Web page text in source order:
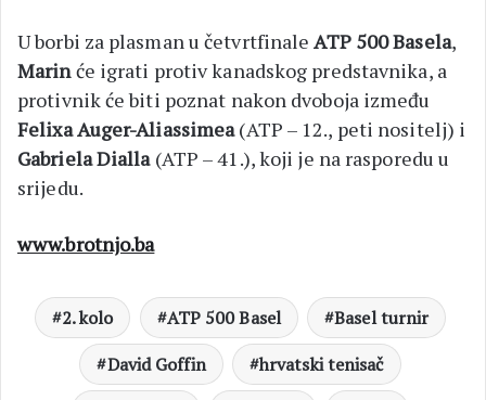
U borbi za plasman u četvrtfinaleATP 500 Basela,
Marinće igrati protiv kanadskog predstavnika, a
protivnik će biti poznat nakon dvoboja između
Felixa Auger-Aliassimea(ATP – 12., peti nositelj) i
Gabriela Dialla(ATP – 41.), koji je na rasporedu u
srijedu.
www.brotnjo.ba
2. kolo ATP 500 Basel
Basel turnir
David Goffin
hrvatski tenisač